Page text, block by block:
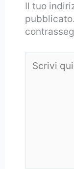
Il tuo
pubblicato.
qui..